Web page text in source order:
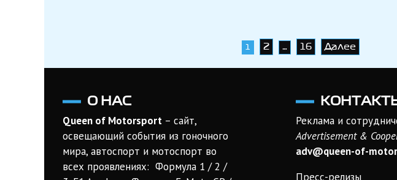
по
1 2 … 16 Далее
О НАС
Queen of Motorsport – сайт,
освещающий события из гоночного
мира, автоспорт и мотоспорт во
всех проявлениях: Формула 1 / 2 /
Реклама и
Advertisement &
adv@queen-of-
Пресс-релизы